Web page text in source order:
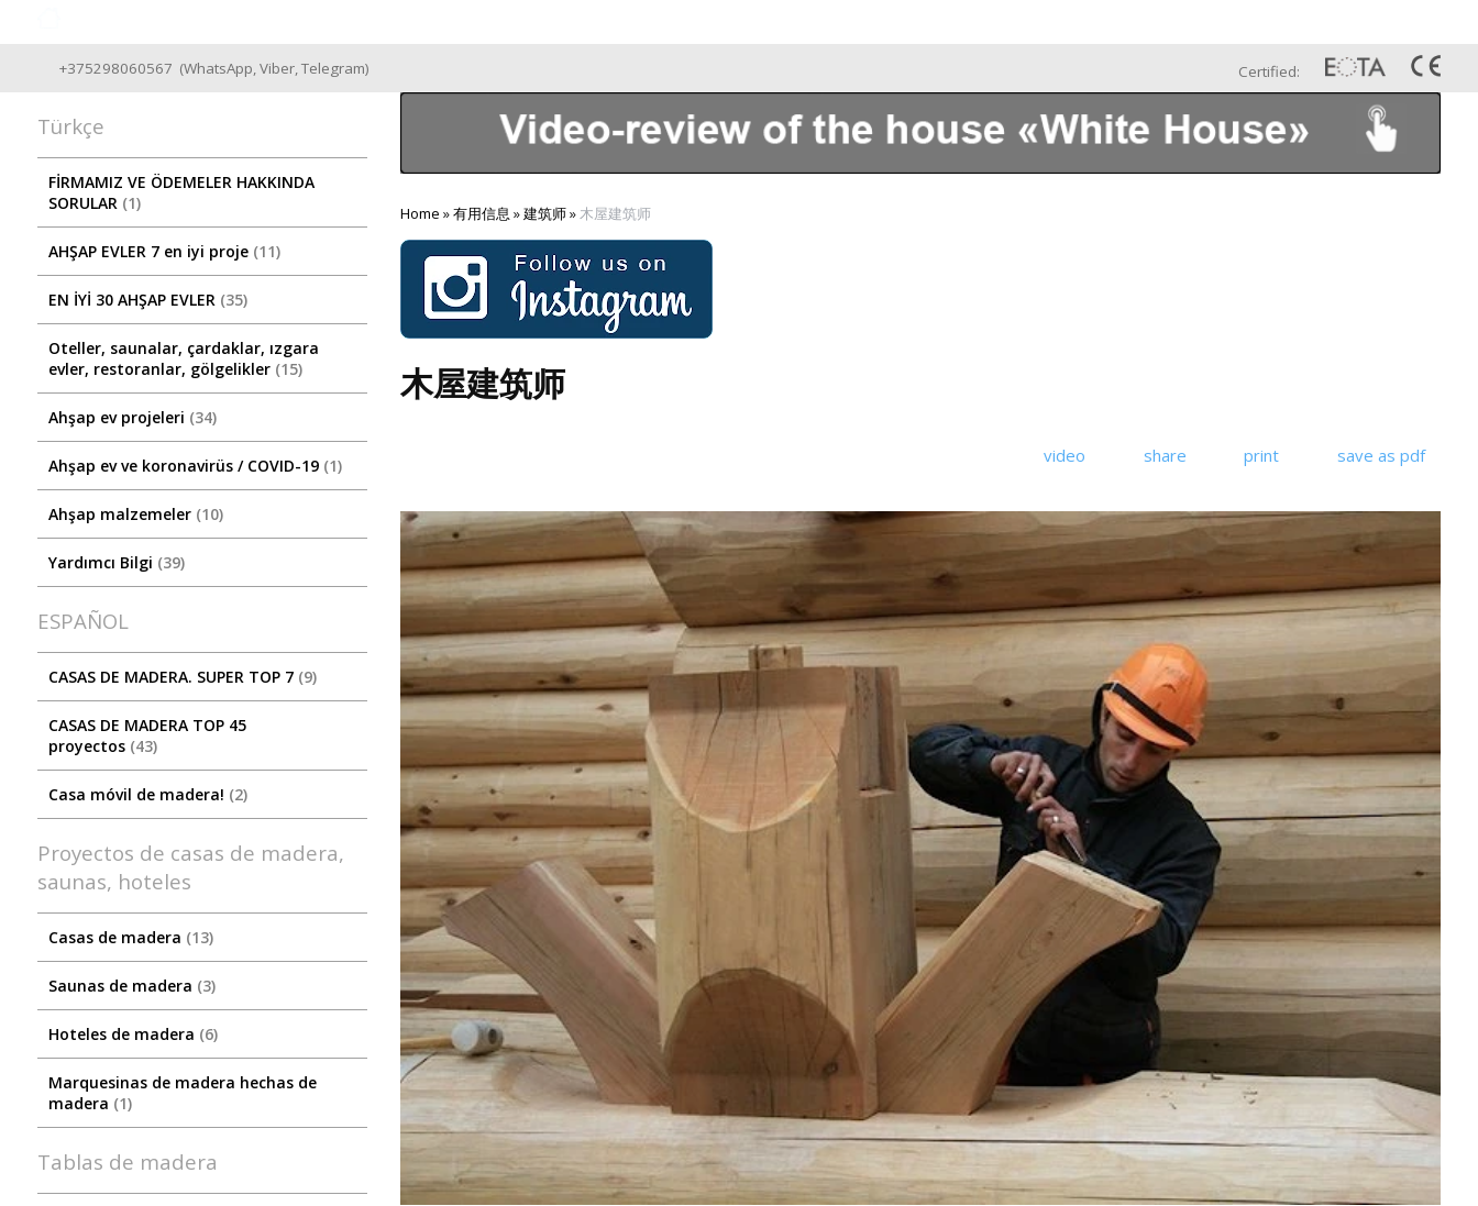
+375298060567 (WhatsApp,Viber,Telegram) Certified:
Türkçe
FİRMAMIZ VE ÖDEMELER HAKKINDA
SORULAR 1
AHŞAP EVLER 7 en iyi proje 11
EN İYİ 30 AHŞAP EVLER 35
Oteller, saunalar, çardaklar, ızgara
evler, restoranlar, gölgelikler 15
Ahşap ev projeleri 34
Ahşap ev ve koronavirüs / COVID-19 1
Ahşap malzemeler 10
Yardımcı Bilgi 39
ESPAÑOL
CASAS DE MADERA. SUPER TOP 7 9
CASAS DE MADERA TOP 45
proyectos 43
Casa móvil de madera! 2
Proyectos de casas de madera,
saunas, hoteles
Casas de madera 13
Saunas de madera 3
Hoteles de madera 6
Marquesinas de madera hechas de
madera 1
Tablas de madera
Home »有用信息 »建筑师»木屋建筑师
木屋建筑师
video share print save as pdf